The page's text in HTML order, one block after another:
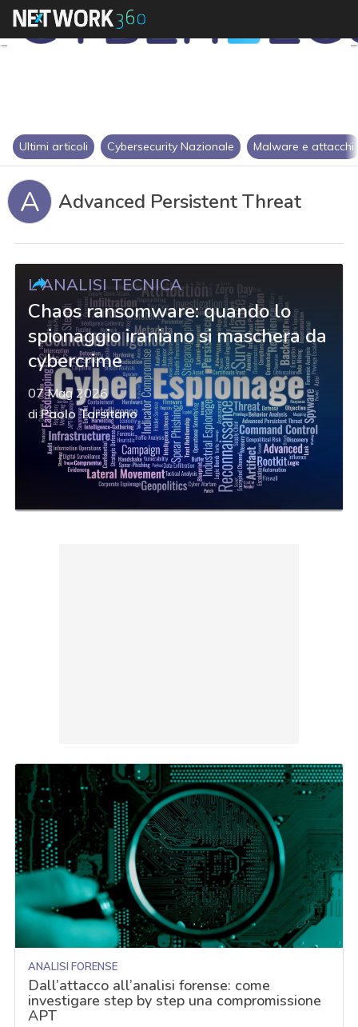
Ultimi articoli Cybersecurity Nazionale Malware e attacchi
A Advanced Persistent Threat
L'ANALISI TECNICA
Chaos ransomware: quando lo
spionaggio iraniano si maschera da
cybercrime
07 Mag 2026
diPaolo Tarsitano
ANALISI FORENSE
Dall’attacco all’analisi forense: come
investigare step by step una compromissione
APT